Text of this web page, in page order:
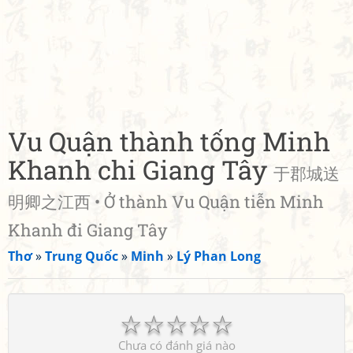
Vu Quận thành tống Minh
Khanh chi Giang Tây 于郡城送
明卿之江西 • Ở thành Vu Quận tiễn Minh
Khanh đi Giang Tây
Thơ»Trung Quốc» Minh » Lý Phan Long
☆
☆
☆
☆
☆
Chưa có đánh giá nào